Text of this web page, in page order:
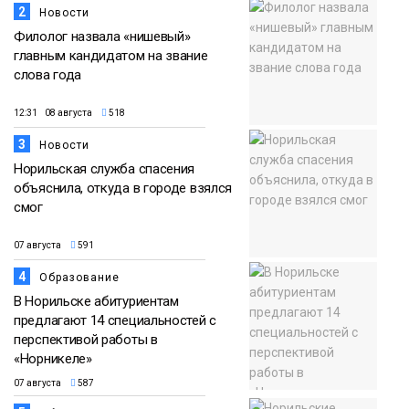
2 Новости
Филолог назвала «нишевый»
главным кандидатом на звание
слова года
12:31 08 августа 518
3 Новости
Норильская служба спасения
объяснила, откуда в городе взялся
смог
07 августа 591
4 Образование
В Норильске абитуриентам
предлагают 14 специальностей с
перспективой работы в
«Норникеле»
07 августа 587